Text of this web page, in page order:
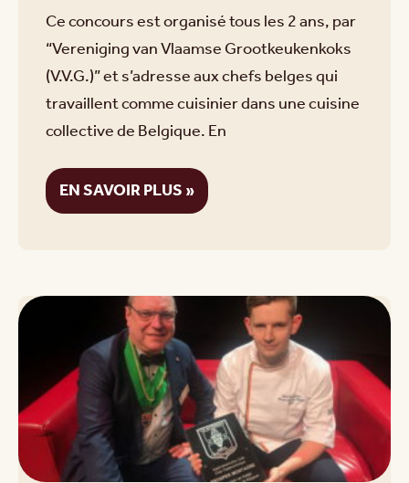
Ce concours est organisé tous les 2 ans, par
“Vereniging van Vlaamse Grootkeukenkoks
(V.V.G.)” et s’adresse aux chefs belges qui
travaillent comme cuisinier dans une cuisine
collective de Belgique. En
EN SAVOIR PLUS »